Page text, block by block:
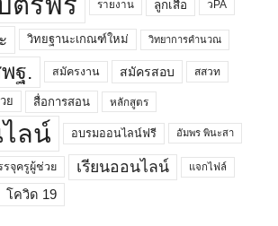
รายงาน ลูกเสือ วPA
วิทยฐานะเกณฑ์ใหม่ วิทยาการคำนวณ
ฐ. สมัครงาน สมัครสอบ สสวท
ย สื่อการสอน หลักสูตร
ลน์ อบรมออนไลน์ฟรี อัมพร พินะสา
รจุครูผู้ช่วย เรียนออนไลน์ แจกไฟล์
โควิด 19